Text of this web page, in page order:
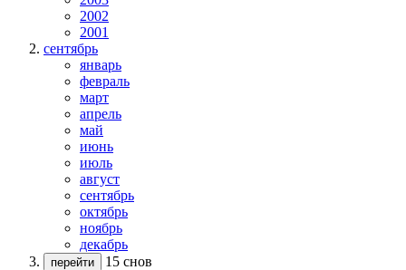
2002
2001
сентябрь
январь
февраль
март
апрель
май
июнь
июль
август
сентябрь
октябрь
ноябрь
декабрь
перейти 15 снов